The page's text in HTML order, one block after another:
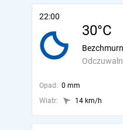
22:00
30°C
Opad: 0 mm
Wiatr:
14 km/h